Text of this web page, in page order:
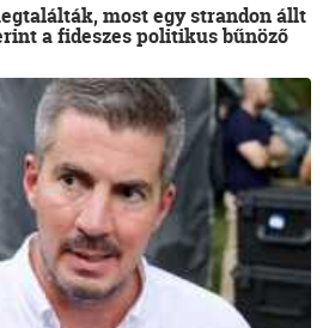
most egy strandon állt
a fideszes politikus bűnöző